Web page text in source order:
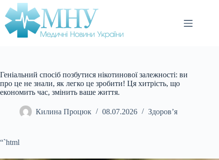
Перейти
до
вмісту
Геніальний спосіб позбутися нікотинової залежності: ви
про це не знали, як легко це зробити! Ця хитрість, що
економить час, змінить ваше життя.
Килина Процюк 08.07.2026 Здоров’я
“`html